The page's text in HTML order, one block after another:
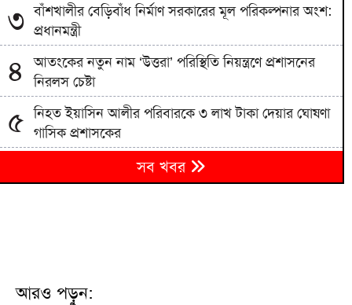
৩ বাঁশখালীর বেড়িবাঁধ নির্মাণ সরকারের মূল পরিকল্পনার অংশ:
প্রধানমন্ত্রী
৪
আতংকের নতুন নাম ‘উত্তরা’ পরিস্থিতি নিয়ন্ত্রণে প্রশাসনের
নিরলস চেষ্টা
৫ নিহত ইয়াসিন আলীর পরিবারকে ৩ লাখ টাকা দেয়ার ঘোষণা
গাসিক প্রশাসকের
কানাডায় জরুরি অবস্থা, দুই শহরের বাসিন্দাদের সরে যাওয়ার
নির্দেশ
সম্ভাবনার নতুন জানালা
সব খবর
আরও পড়ুন: